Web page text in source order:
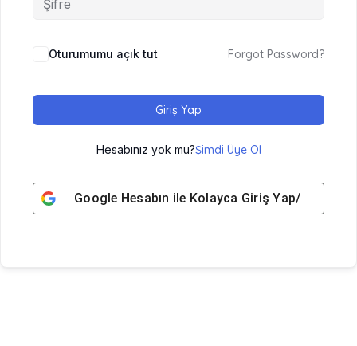
Oturumumu açık tut Forgot Password?
Giriş Yap
Hesabınız yok mu?Şimdi Üye Ol
Google Hesabın ile Kolayca Giriş Yap/ Üye Ol